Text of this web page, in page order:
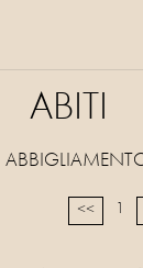
ABITI
<<